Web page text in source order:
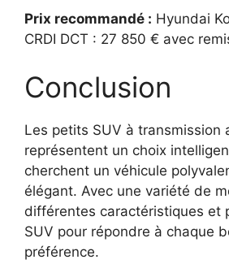
Prix recommandé : Hyundai
CRDI DCT : 27 850 € avec
Conclusion
Les petits SUV à transmission
représentent un choix
cherchent un véhicule
élégant. Avec une variété de
différentes caractéristiques et
SUV pour répondre à chaque
préférence.